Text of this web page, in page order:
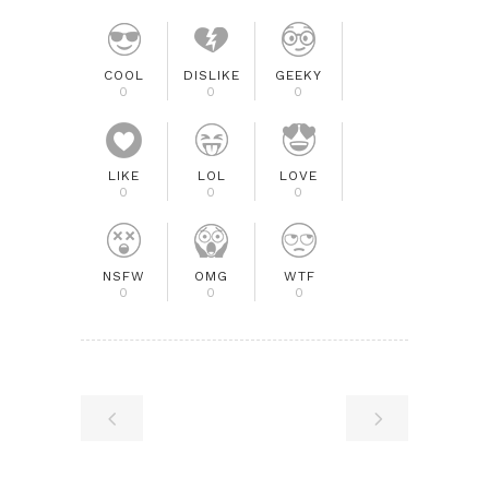
COOL
0
DISLIKE
0
GEEKY
0
LIKE
0
LOL
0
LOVE
0
NSFW
0
OMG
0
WTF
0